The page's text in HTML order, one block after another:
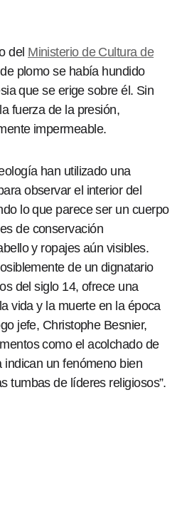
del Ministerio de Cultura de
plomo se había hundido
que se erige sobre él. Sin
fuerza de la presión,
impermeable.
han utilizado una
observar el interior del
lo que parece ser un cuerpo
de conservación
y ropajes aún visibles.
de un dignatario
del siglo 14, ofrece una
vida y la muerte en la época
jefe, Christophe Besnier,
como el acolchado de
indican un fenómeno bien
tumbas de líderes religiosos”.